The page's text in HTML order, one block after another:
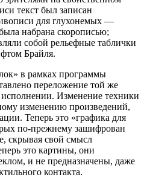
текст был записан
для глухонемых —
набрана скорописью;
собой рельефные таблички
Брайля.
в рамках программы
переложение той же
Изменение техники
изменению произведений,
Теперь это «графика для
по-прежнему зашифрован
скрывая свой смысл
это картины, они
и не предназначены, даже
контакта.